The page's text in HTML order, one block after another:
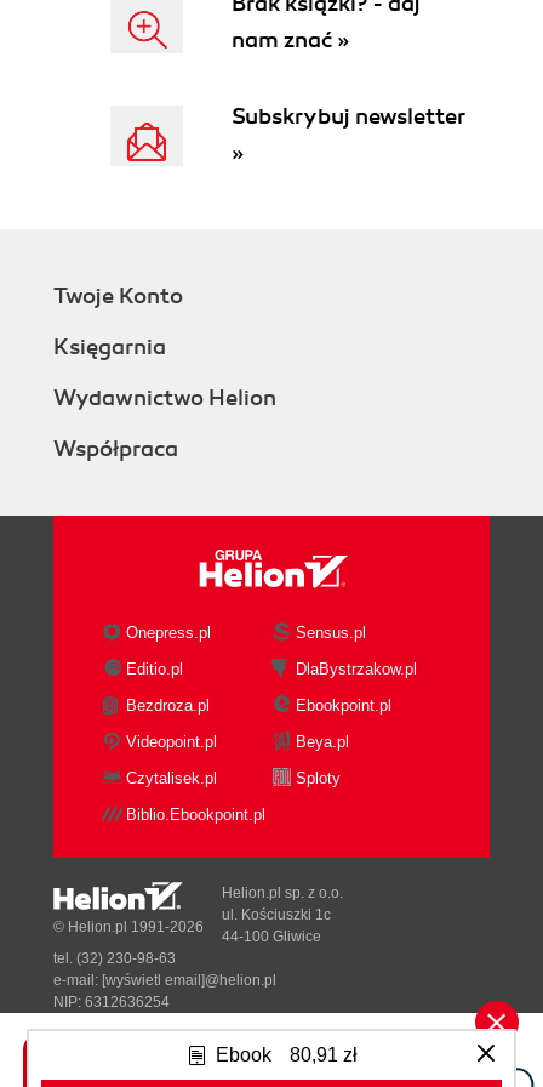
Ebook 80,91 zł
nam znać »
Subskrybuj newsletter
»
Twoje Konto
Księgarnia
Wydawnictwo Helion
Współpraca
Onepress.pl
Sensus.pl
Editio.pl
DlaBystrzakow.pl
Bezdroza.pl
Ebookpoint.pl
Videopoint.pl
Beya.pl
Czytalisek.pl
Sploty
Biblio.Ebookpoint.pl
Tonik.pl
© Helion.pl 1991-2026
Helion.pl sp. z o.o.
ul. Kościuszki 1c
44-100 Gliwice
tel. (32) 230-98-63
e-mail: [wyświetl email]@helion.pl
NIP: 6312636254